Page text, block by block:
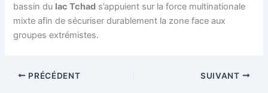
bassin du lac Tchad s’appuient sur la force multinationale
mixte afin de sécuriser durablement la zone face aux
groupes extrémistes.
PRÉCÉDENT SUIVANT